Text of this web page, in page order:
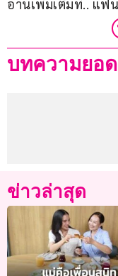
อ่านเพิ่มเติมที่.. แฟ
บทความยอ
ข่าวล่าสุด